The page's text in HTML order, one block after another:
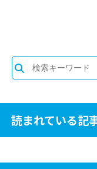
読まれている記